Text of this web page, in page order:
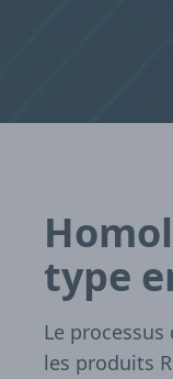
type
Le
les produits